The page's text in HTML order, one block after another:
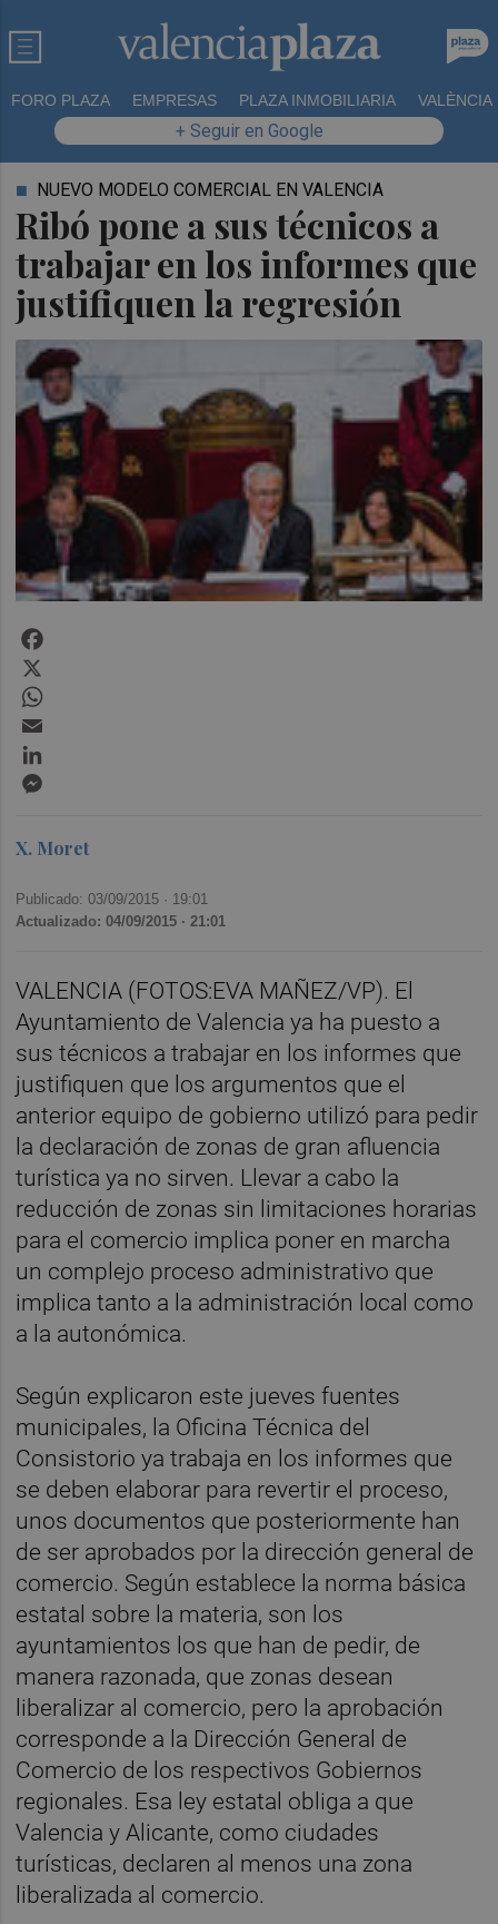
FORO PLAZA EMPRESAS PLAZA INMOBILIARIA VALÈNCIA
+ Seguir en Google
Ribó pone a sus técnicos a
trabajar en los informes que
justifiquen la regresión
NUEVO MODELO COMERCIAL EN VALENCIA
X. Moret
Publicado: 03/09/2015 · 19:01
Actualizado: 04/09/2015 · 21:01
VALENCIA (FOTOS:EVA MAÑEZ/VP). El
Ayuntamiento de Valencia ya ha puesto a
sus técnicos a trabajar en los informes que
justifiquen que los argumentos que el
anterior equipo de gobierno utilizó para pedir
la declaración de zonas de gran afluencia
turística ya no sirven. Llevar a cabo la
reducción de zonas sin limitaciones horarias
para el comercio implica poner en marcha
un complejo proceso administrativo que
implica tanto a la administración local como
a la autonómica.
Según explicaron este jueves fuentes
municipales, la Oficina Técnica del
Consistorio ya trabaja en los informes que
se deben elaborar para revertir el proceso,
unos documentos que posteriormente han
de ser aprobados por la dirección general de
comercio. Según establece la norma básica
estatal sobre la materia, son los
ayuntamientos los que han de pedir, de
manera razonada, que zonas desean
liberalizar al comercio, pero la aprobación
corresponde a la Dirección General de
Comercio de los respectivos Gobiernos
regionales. Esa ley estatal obliga a que
Valencia y Alicante, como ciudades
turísticas, declaren al menos una zona
liberalizada al comercio.